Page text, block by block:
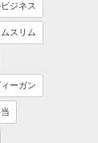
ジネス
ムスリム
ーガン